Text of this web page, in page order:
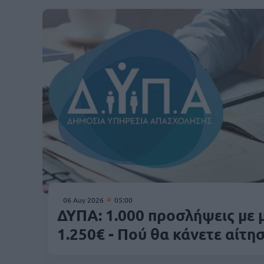
06 Αυγ 2026 05:00
ΔΥΠΑ: 1.000 προσλήψεις με
1.250€ - Πού θα κάνετε